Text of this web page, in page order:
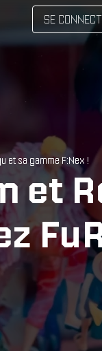
SE
et sa gamme F:Nex !
et